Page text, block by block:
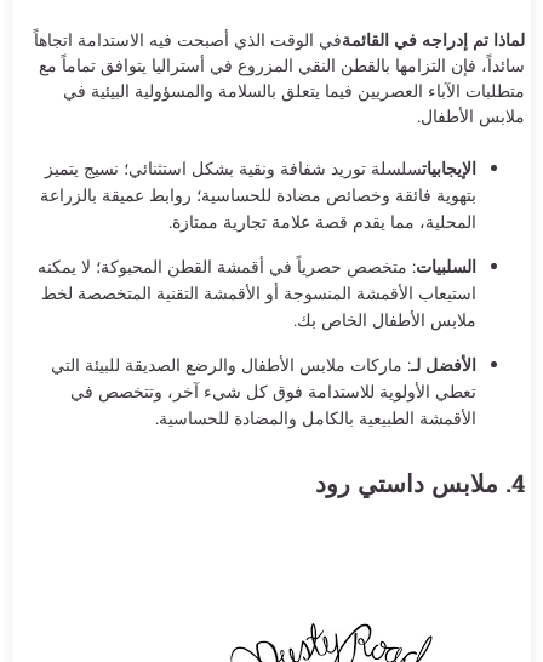
لماذا تم إدراجه في القائمةفي الوقت الذي أصبحت فيه الاستدامة اتجاهاً
سائداً، فإن التزامها بالقطن النقي المزروع في أستراليا يتوافق تماماً مع
متطلبات الآباء العصريين فيما يتعلق بالسلامة والمسؤولية البيئية في
ملابس الأطفال.
الإيجابياتسلسلة توريد شفافة ونقية بشكل استثنائي؛ نسيج يتميز
بتهوية فائقة وخصائص مضادة للحساسية؛ روابط عميقة بالزراعة
المحلية، مما يقدم قصة علامة تجارية ممتازة.
السلبيات: متخصص حصرياً في أقمشة القطن المحبوكة؛ لا يمكنه
استيعاب الأقمشة المنسوجة أو الأقمشة التقنية المتخصصة لخط
ملابس الأطفال الخاص بك.
الأفضل لـ: ماركات ملابس الأطفال والرضع الصديقة للبيئة التي
تعطي الأولوية للاستدامة فوق كل شيء آخر، وتتخصص في
الأقمشة الطبيعية بالكامل والمضادة للحساسية.
4. ملابس داستي رود